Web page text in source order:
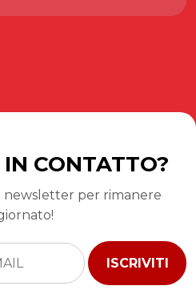
CONTATTO?
newsletter per rimanere
ISCRIVITI